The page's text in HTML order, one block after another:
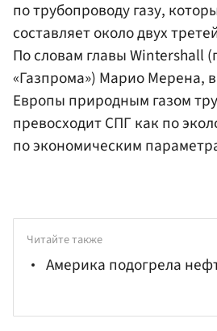
по трубопроводу газу,
составляет около двух
По словам главы Wintershall
«Газпрома») Марио Мерена,
Европы природным газом
превосходит СПГ как по
по экономическим
Читайте также
Америка подогрела